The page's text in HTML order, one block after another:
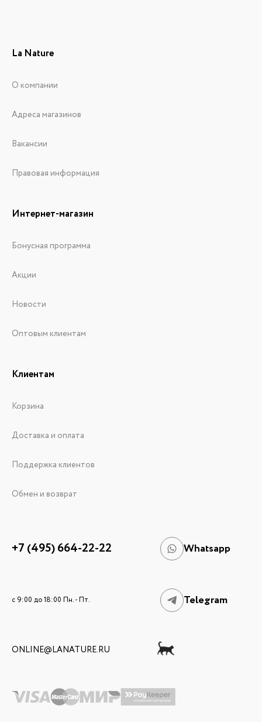
La Nature
О компании
Адреса магазинов
Вакансии
Правовая информация
Интернет-магазин
Бонусная программа
Акции
Новости
Оптовым клиентам
Клиентам
Корзина
Доставка и оплата
Поддержка клиентов
Обмен и возврат
+7 (495) 664-22-22 Whatsapp
c 9:00 до 18:00 Пн. - Пт. Telegram
ONLINE@LANATURE.RU